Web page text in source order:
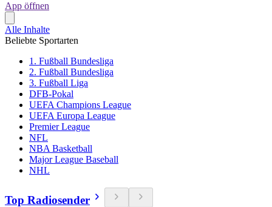
App öffnen
Alle Inhalte
Beliebte Sportarten
1. Fußball Bundesliga
2. Fußball Bundesliga
3. Fußball Liga
DFB-Pokal
UEFA Champions League
UEFA Europa League
Premier League
NFL
NBA Basketball
Major League Baseball
NHL
Top Radiosender